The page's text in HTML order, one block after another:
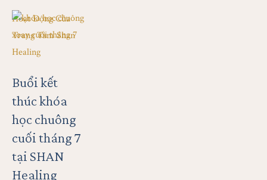
Hoạt Động Của
Trung Tâm Shan
Healing
Buổi kết
thúc khóa
học chuông
cuối tháng 7
tại SHAN
Healing